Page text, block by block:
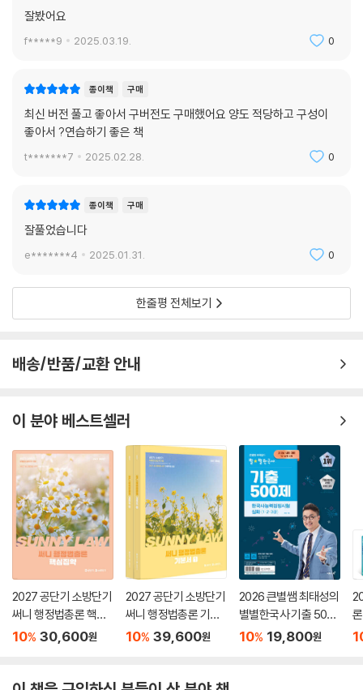
잘봤어요
f*****9 2025.03.19. 0
종이책 구매
최신 버전 풀고 좋아서 구버전도 구매했어요 양도 적당하고 구성이
좋아서 ?연습하기 좋은 책
t*******7 2025.02.28. 0
종이책 구매
잘풀었습니다
e*******4 2025.01.31. 0
한줄평 전체보기
배송/반품/교환 안내
이 분야 베스트셀러
2027 공단기 소방단기
써니 행정법총론 핵심
집약
10% 30,600원
2027 공단기 소방단기
써니 행정법총론 기본
서
10% 39,600원
2026 큰별쌤 최태성의
별별한국사 기출 500
제 한국사능력검정시
10% 19,800원
(